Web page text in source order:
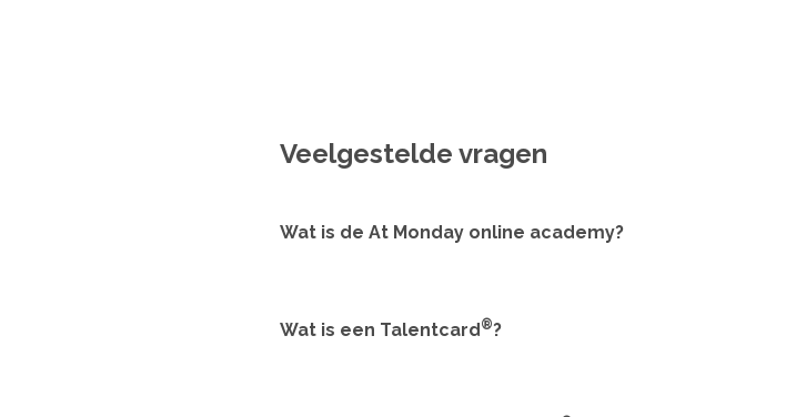
Veelgestelde vragen
Wat is de At Monday online academy?
Wat is een Talentcard®?